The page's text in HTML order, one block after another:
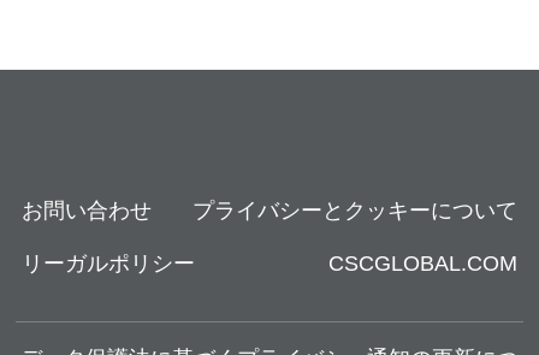
お問い合わせ プライバシーとクッキーについて
リーガルポリシー CSCGLOBAL.COM